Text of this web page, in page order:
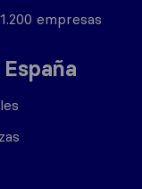
empresas